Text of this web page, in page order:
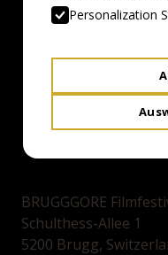
Personalization
BRUGGGORE
Schulthess-Allee 1
5200 Brugg,